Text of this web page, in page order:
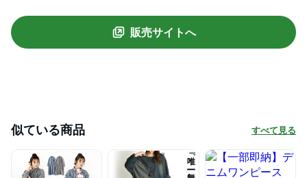
販売サイトへ
似ている商品 すべて見る